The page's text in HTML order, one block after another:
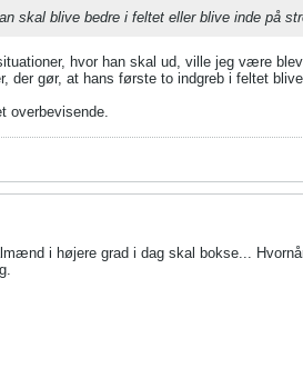
skal blive bedre i feltet eller blive inde på
hvor han skal ud, ville jeg være
der gør, at hans første to indgreb i feltet
overbevisende.
i højere grad i dag skal bokse...